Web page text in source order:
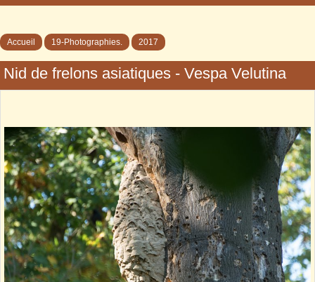
Accueil 19-Photographies. 2017
Nid de frelons asiatiques - Vespa Velutina